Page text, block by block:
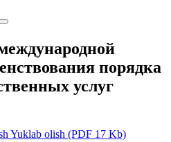
порядка
услуг
Yuklab olish (PDF 17 Kb)